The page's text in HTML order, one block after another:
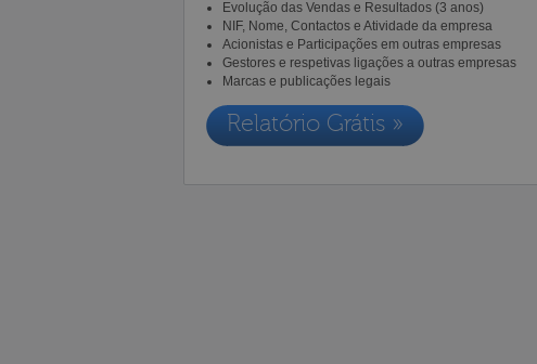
Evolução das Vendas e Resultados (3 anos)
NIF, Nome, Contactos e Atividade da empresa
Acionistas e Participações em outras empresas
Gestores e respetivas ligações a outras empresas
Marcas e publicações legais
Relatório Grátis »